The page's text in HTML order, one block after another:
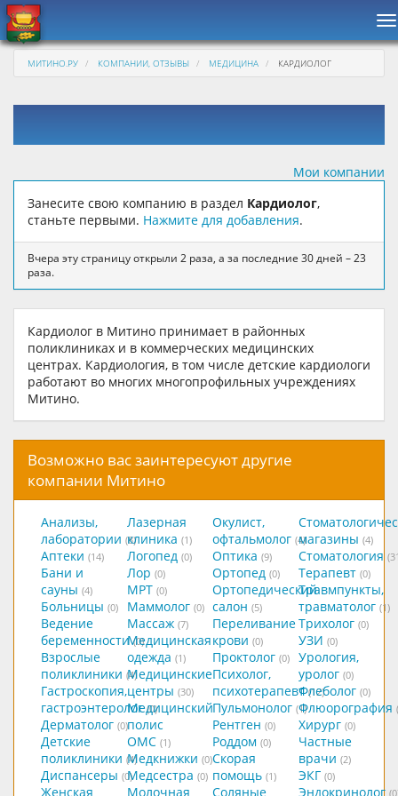
МИТИНО.РУ КОМПАНИИ, ОТЗЫВЫ МЕДИЦИНА КАРДИОЛОГ
Мои компании
Занесите свою компанию в раздел Кардиолог,
станьте первыми. Нажмите для добавления.
Вчера эту страницу открыли 2 раза, а за последние 30 дней – 23
раза.
Кардиолог в Митино принимает в районных
поликлиниках и в коммерческих медицинских
центрах. Кардиология, в том числе детские кардиологи
работают во многих многопрофильных учреждениях
Митино.
Возможно вас заинтересуют другие
компании Митино
Анализы,
лаборатории (8)
Аптеки (14)
Бани и
сауны (4)
Больницы (0)
Ведение
беременности (0)
Взрослые
поликлиники (4)
Гастроскопия,
гастроэнтеролог (0)
Дерматолог (0)
Детские
поликлиники (4)
Диспансеры (0)
Женская
Лазерная
клиника (1)
Логопед (0)
Лор (0)
МРТ (0)
Маммолог (0)
Массаж (7)
Медицинская
одежда (1)
Медицинские
центры (30)
Медицинский
полис
ОМС (1)
Медкнижки (0)
Медсестра (0)
Молочная
Окулист,
офтальмолог (4)
Оптика (9)
Ортопед (0)
Ортопедический
салон (5)
Переливание
крови (0)
Проктолог (0)
Психолог,
психотерапевт (12)
Пульмонолог (1)
Рентген (0)
Роддом (0)
Скорая
помощь (1)
Соляные
магазины (4)
Стоматология
Терапевт (0)
Травмпункты,
травматолог (1)
Трихолог (0)
УЗИ (0)
Урология,
уролог (0)
Флеболог (0)
Флюорография
Хирург (0)
Частные
врачи (2)
ЭКГ (0)
Эндокринолог